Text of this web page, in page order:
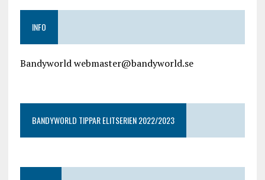
INFO
Bandyworld webmaster@bandyworld.se
BANDYWORLD TIPPAR ELITSERIEN 2022/2023